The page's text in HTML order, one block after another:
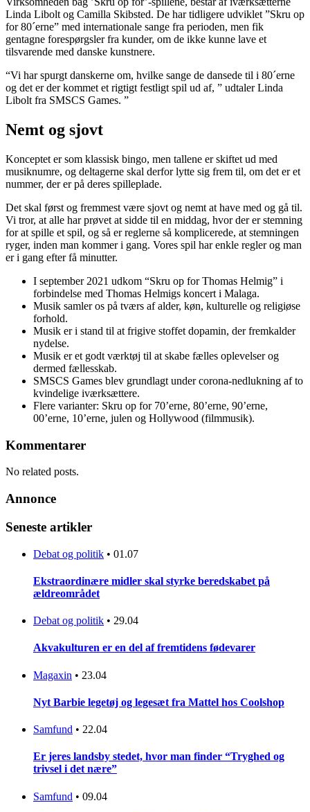
Linda Libolt og Camilla Skibsted. De har tidligere udviklet ”Skru op
for 80´erne” med internationale sange fra perioden, men fik
gentagne forespørgsler fra kunder, om de ikke kunne lave et
tilsvarende med danske kunstnere.
“Vi har spurgt danskerne om, hvilke sange de dansede til i 80´erne
og det er der kommet et rigtigt festligt spil ud af, ” udtaler Linda
Libolt fra SMSCS Games. ”
Nemt og sjovt
Konceptet er som klassisk bingo, men tallene er skiftet ud med
musiknumre, og deltagerne skal derfor lytte sig frem til, om det er et
nummer, der er på deres spilleplade.
Det skal først og fremmest være sjovt og nemt at have med og gå til.
Vi tror, at alle har prøvet at sidde til en middag, hvor der er stemning
for at spille et spil, og så er reglerne så komplicerede, at stemningen
ryger, inden man kommer i gang. Vores spil har enkle regler og man
er i gang efter få minutter.
I september 2021 udkom “Skru op for Thomas Helmig” i
forbindelse med Thomas Helmigs koncert i Malaga.
Musik samler os på tværs af alder, køn, kulturelle og religiøse
forhold.
Musik er i stand til at frigive stoffet dopamin, der fremkalder
nydelse.
Musik er et godt værktøj til at skabe fælles oplevelser og
dermed fællesskab.
SMSCS Games blev grundlagt under corona-nedlukning af to
kvindelige iværksættere.
Flere varianter: Skru op for 70’erne, 80’erne, 90’erne,
00’erne, 10’erne, julen og Hollywood (filmmusik).
Kommentarer
No related posts.
Annonce
Seneste artikler
Debat og politik • 01.07
Ekstraordinære midler skal styrke beredskabet på
ældreområdet
Debat og politik • 29.04
Akvakulturen er en del af fremtidens fødevarer
Magaxin • 23.04
Nyt Barbie legetøj og legesæt fra Mattel hos Coolshop
Samfund • 22.04
Er jeres landsby stedet, hvor man finder “Tryghed og
trivsel i det nære”
Samfund • 09.04